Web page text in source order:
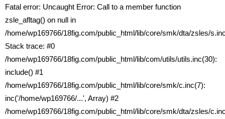
Fatal error: Uncaught Error: Call to a member function
zsle_afltag() on null in
/home/wp169766/18fig.com/public_html/lib/core/smk/dta/zsles/
Stack trace: #0
/home/wp169766/18fig.com/public_html/lib/com/utils/utils.inc(30):
include() #1
/home/wp169766/18fig.com/public_html/lib/core/smk/c.inc(7):
inc('/home/wp169766/...', Array) #2
/home/wp169766/18fig.com/public_html/lib/core/smk/dta/zsles/